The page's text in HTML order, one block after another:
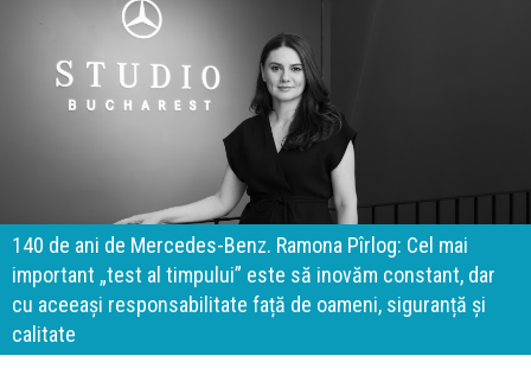
140 de ani de Mercedes-Benz. Ramona Pîrlog: Cel mai
important „test al timpului” este să inovăm constant, dar
cu aceeași responsabilitate față de oameni, siguranță și
calitate